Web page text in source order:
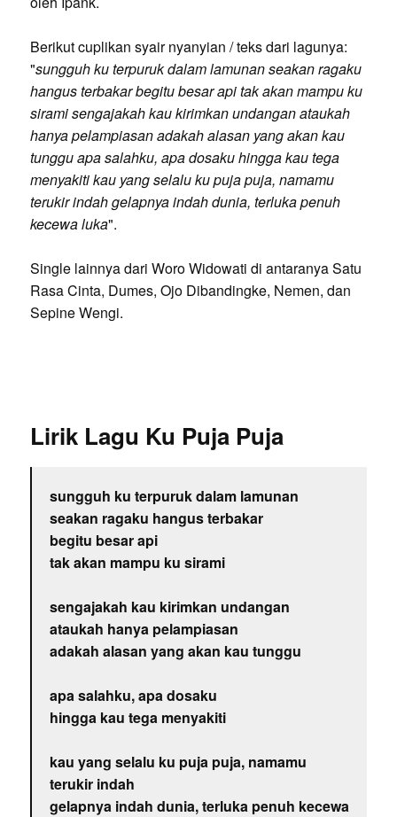
Berikut cuplikan syair nyanyian / teks dari lagunya:
"sungguh ku terpuruk dalam lamunan seakan ragaku
hangus terbakar begitu besar api tak akan mampu ku
sirami sengajakah kau kirimkan undangan ataukah
hanya pelampiasan adakah alasan yang akan kau
tunggu apa salahku, apa dosaku hingga kau tega
menyakiti kau yang selalu ku puja puja, namamu
terukir indah gelapnya indah dunia, terluka penuh
kecewa luka".
Single lainnya dari Woro Widowati di antaranya Satu
Rasa Cinta, Dumes, Ojo Dibandingke, Nemen, dan
Sepine Wengi.
Lirik Lagu Ku Puja Puja
sungguh ku terpuruk dalam lamunan
seakan ragaku hangus terbakar
begitu besar api
tak akan mampu ku sirami
sengajakah kau kirimkan undangan
ataukah hanya pelampiasan
adakah alasan yang akan kau tunggu
apa salahku, apa dosaku
hingga kau tega menyakiti
kau yang selalu ku puja puja, namamu
terukir indah
gelapnya indah dunia, terluka penuh kecewa